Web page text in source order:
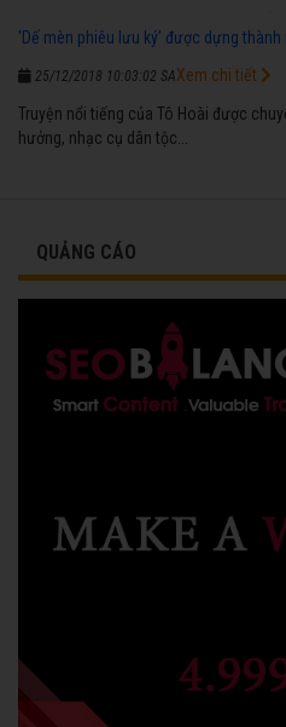
'Dế mèn phiêu lưu ký' được dựng thành
25/12/2018 10:03:02 SA
Truyện nổi tiếng của Tô Hoài được
hưởng, nhạc cụ dân tộc...
Xem chi tiết
QUẢNG CÁO